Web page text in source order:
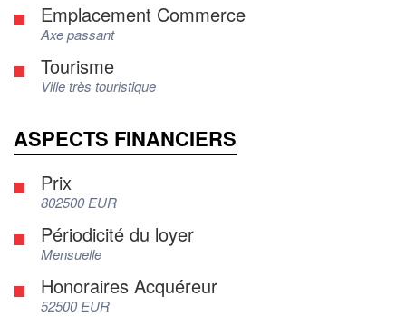
Emplacement Commerce
Axe passant
Tourisme
Ville très touristique
ASPECTS FINANCIERS
Prix
802500 EUR
Périodicité du loyer
Mensuelle
Honoraires Acquéreur
52500 EUR